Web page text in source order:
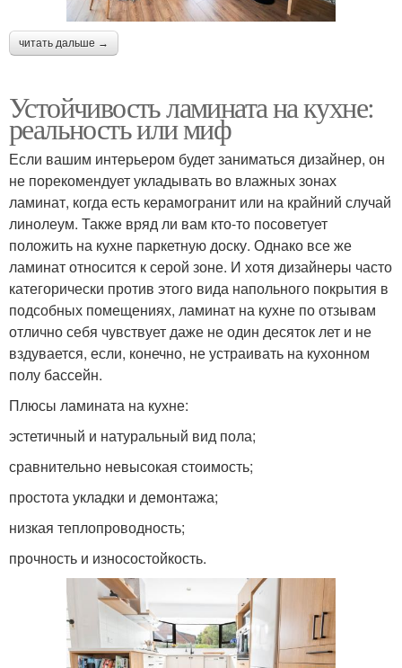
читать дальше →
Устойчивость ламината на кухне:
реальность или миф
Если вашим интерьером будет заниматься дизайнер, он
не порекомендует укладывать во влажных зонах
ламинат, когда есть керамогранит или на крайний случай
линолеум. Также вряд ли вам кто-то посоветует
положить на кухне паркетную доску. Однако все же
ламинат относится к серой зоне. И хотя дизайнеры часто
категорически против этого вида напольного покрытия в
подсобных помещениях, ламинат на кухне по отзывам
отлично себя чувствует даже не один десяток лет и не
вздувается, если, конечно, не устраивать на кухонном
полу бассейн.
Плюсы ламината на кухне:
эстетичный и натуральный вид пола;
сравнительно невысокая стоимость;
простота укладки и демонтажа;
низкая теплопроводность;
прочность и износостойкость.